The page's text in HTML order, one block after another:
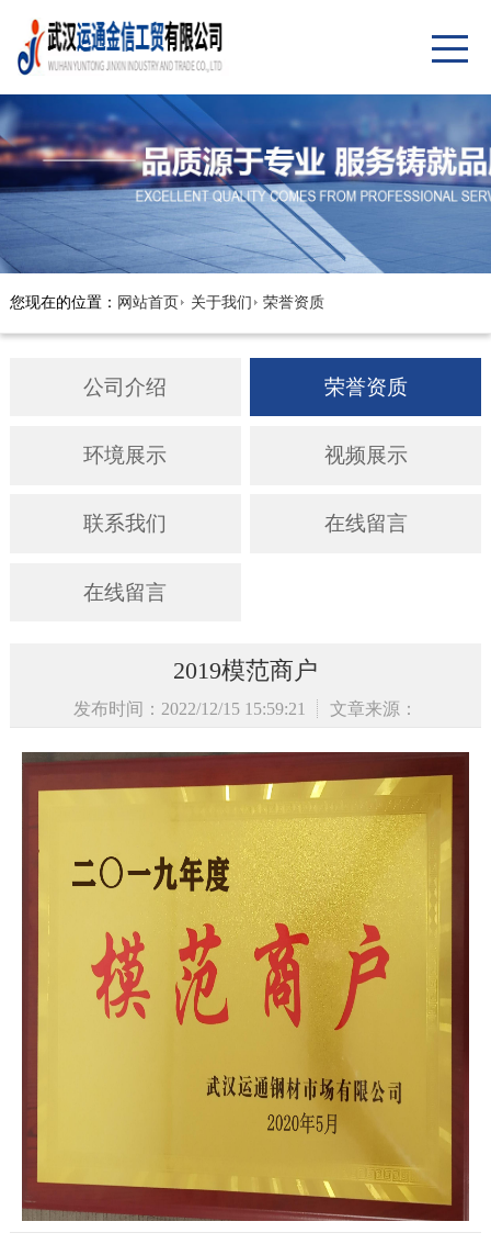
您现在的位置： 网站首页 关于我们 荣誉资质
公司介绍 荣誉资质
环境展示 视频展示
联系我们 在线留言
在线留言
2019模范商户
发布时间：2022/12/15 15:59:21 文章来源：